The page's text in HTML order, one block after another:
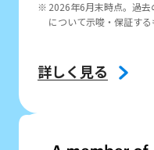
2026年6月末時点。過
について示唆・保証する
詳しく見る
03